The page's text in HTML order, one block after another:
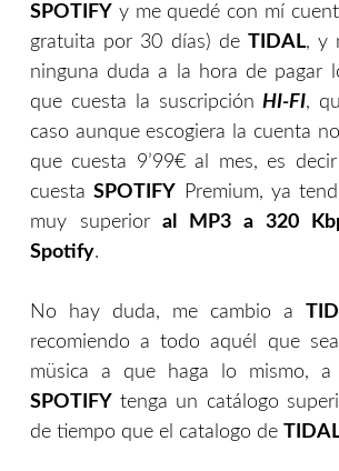
SPOTIFY y me quedé con mí
gratuita por 30 días) de TIDAL, y
ninguna duda a la hora de pagar
que cuesta la suscripciónHI-FI,
caso aunque escogiera la cuenta
que cuesta 9’99€ al mes, es
cuestaSPOTIFY Premium, ya
muy superior al MP3 a 320
Spotify.
No hay duda, me cambio a
recomiendo a todo aquél que
müsica a que haga lo mismo,
SPOTIFY tenga un catálogo
de tiempo que el catalogo de